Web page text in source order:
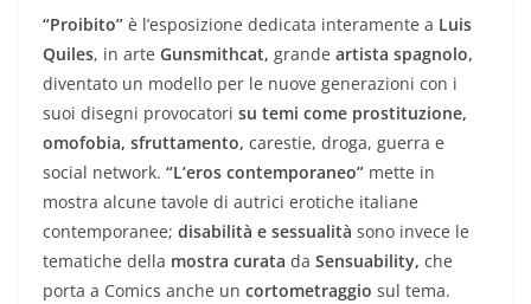
“Proibito” è l’esposizione dedicata interamente a Luis
Quiles, in arte Gunsmithcat, grande artista spagnolo,
diventato un modello per le nuove generazioni con i
suoi disegni provocatori su temi come prostituzione,
omofobia, sfruttamento, carestie, droga, guerra e
social network. “L’eros contemporaneo” mette in
mostra alcune tavole di autrici erotiche italiane
contemporanee; disabilità e sessualità sono invece le
tematiche della mostra curata da Sensuability, che
porta a Comics anche un cortometraggio sul tema.